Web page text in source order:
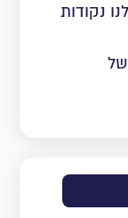
נקודות
של